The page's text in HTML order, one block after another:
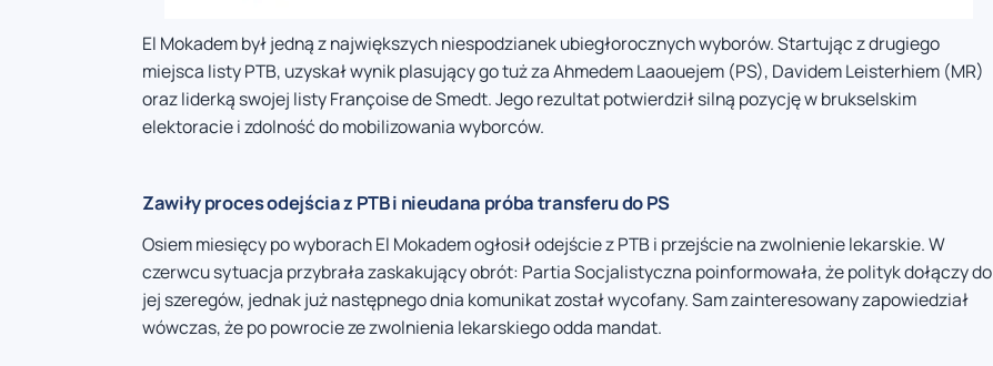
El Mokadem był jedną z największych niespodzianek ubiegłorocznych wyborów. Startując z drugiego
miejsca listy PTB, uzyskał wynik plasujący go tuż za Ahmedem Laaouejem (PS), Davidem Leisterhiem (MR)
oraz liderką swojej listy Françoise de Smedt. Jego rezultat potwierdził silną pozycję w brukselskim
elektoracie i zdolność do mobilizowania wyborców.
Zawiły proces odejścia z PTB i nieudana próba transferu do PS
Osiem miesięcy po wyborach El Mokadem ogłosił odejście z PTB i przejście na zwolnienie lekarskie. W
czerwcu sytuacja przybrała zaskakujący obrót: Partia Socjalistyczna poinformowała, że polityk dołączy do
jej szeregów, jednak już następnego dnia komunikat został wycofany. Sam zainteresowany zapowiedział
wówczas, że po powrocie ze zwolnienia lekarskiego odda mandat.